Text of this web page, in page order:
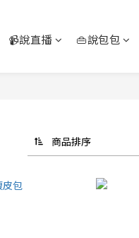
📹說直播 👜說包包
商品排序